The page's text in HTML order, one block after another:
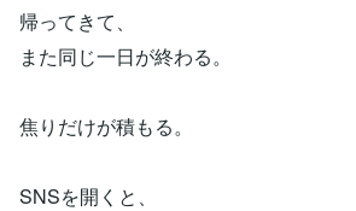
帰ってきて、
また同じ一日が終わる。
焦りだけが積もる。
SNSを開くと、